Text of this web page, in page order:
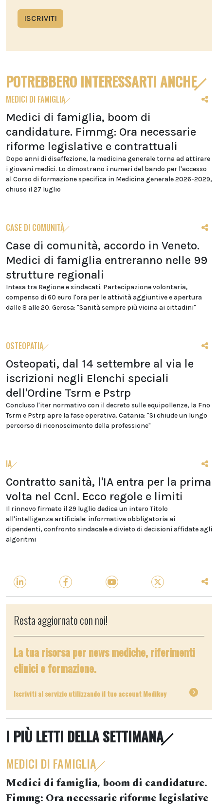
ISCRIVITI
POTREBBERO INTERESSARTI ANCHE
MEDICI DI FAMIGLIA
Medici di famiglia, boom di
candidature. Fimmg: Ora necessarie
riforme legislative e contrattuali
Dopo anni di disaffezione, la medicina generale torna ad attirare
i giovani medici. Lo dimostrano i numeri del bando per l'accesso
al Corso di formazione specifica in Medicina generale 2026-2029,
chiuso il 27 luglio
CASE DI COMUNITÀ
Case di comunità, accordo in Veneto.
Medici di famiglia entreranno nelle 99
strutture regionali
Intesa tra Regione e sindacati. Partecipazione volontaria,
compenso di 60 euro l'ora per le attività aggiuntive e apertura
dalle 8 alle 20. Gerosa: "Sanità sempre più vicina ai cittadini"
OSTEOPATIA
Osteopati, dal 14 settembre al via le
iscrizioni negli Elenchi speciali
dell'Ordine Tsrm e Pstrp
Concluso l'iter normativo con il decreto sulle equipollenze, la Fno
Tsrm e Pstrp apre la fase operativa. Catania: "Si chiude un lungo
percorso di riconoscimento della professione"
IA
Contratto sanità, l'IA entra per la prima
volta nel Ccnl. Ecco regole e limiti
Il rinnovo firmato il 29 luglio dedica un intero Titolo
all'intelligenza artificiale: informativa obbligatoria ai
dipendenti, confronto sindacale e divieto di decisioni affidate agli
algoritmi
Resta aggiornato con noi!
La tua risorsa per news mediche, riferimenti
clinici e formazione.
Iscriviti al servizio utilizzando il tuo account Medikey
I PIÙ LETTI DELLA SETTIMANA
MEDICI DI FAMIGLIA
Medici di famiglia, boom di candidature.
Fimmg: Ora necessarie riforme legislative